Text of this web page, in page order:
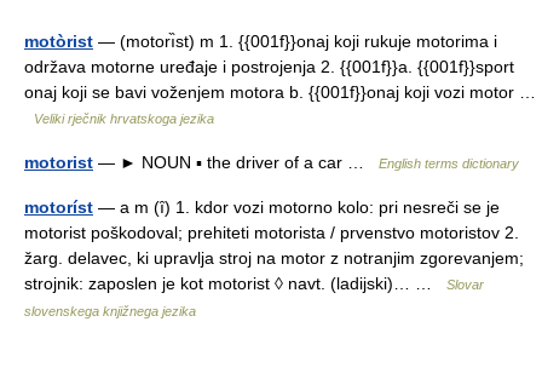
motòrist — (motorı̏st) m 1. {{001f}}onaj koji rukuje motorima i
održava motorne uređaje i postrojenja 2. {{001f}}a. {{001f}}sport
onaj koji se bavi voženjem motora b. {{001f}}onaj koji vozi motor …
Veliki rječnik hrvatskoga jezika
motorist — ► NOUN ▪ the driver of a car … English terms dictionary
motoríst — a m (ȋ) 1. kdor vozi motorno kolo: pri nesreči se je
motorist poškodoval; prehiteti motorista / prvenstvo motoristov 2.
žarg. delavec, ki upravlja stroj na motor z notranjim zgorevanjem;
strojnik: zaposlen je kot motorist ◊ navt. (ladijski)… …
Slovar
slovenskega knjižnega jezika